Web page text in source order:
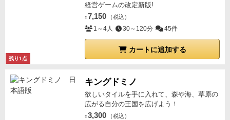
残り1点
経営ゲームの改定新版!
¥ 7,150 （税込）
1～4人 30～120分 45件
カートに追加する
キングドミノ
欲しいタイルを手に入れて、森や海、草原の
広がる自分の王国を広げよう！
¥ 3,300 （税込）